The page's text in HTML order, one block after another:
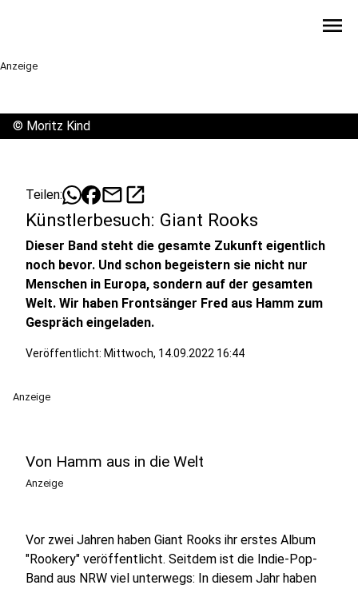
menu
Anzeige
© Moritz Kind
Teilen: mailopen_in_new
Künstlerbesuch: Giant Rooks
Dieser Band steht die gesamte Zukunft eigentlich
noch bevor. Und schon begeistern sie nicht nur
Menschen in Europa, sondern auf der gesamten
Welt. Wir haben Frontsänger Fred aus Hamm zum
Gespräch eingeladen.
Veröffentlicht: Mittwoch, 14.09.2022 16:44
Anzeige
Von Hamm aus in die Welt
Anzeige
Vor zwei Jahren haben Giant Rooks ihr erstes Album
"Rookery" veröffentlicht. Seitdem ist die Indie-Pop-
Band aus NRW viel unterwegs: In diesem Jahr haben